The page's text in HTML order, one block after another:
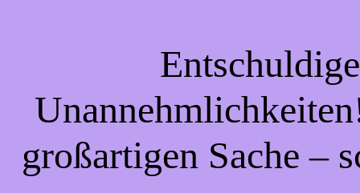
großartigen Sache –